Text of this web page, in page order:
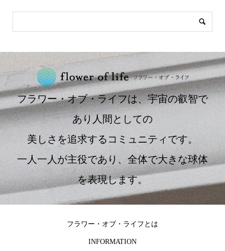
フラワー・オブ・ライフは、宇宙の叡智で
あり人間としての
美しさを追求するコミュニティです。
一人一人が主役であり、全体で大きな球体
を表現します。
フラワー・オブ・ライフとは
INFORMATION